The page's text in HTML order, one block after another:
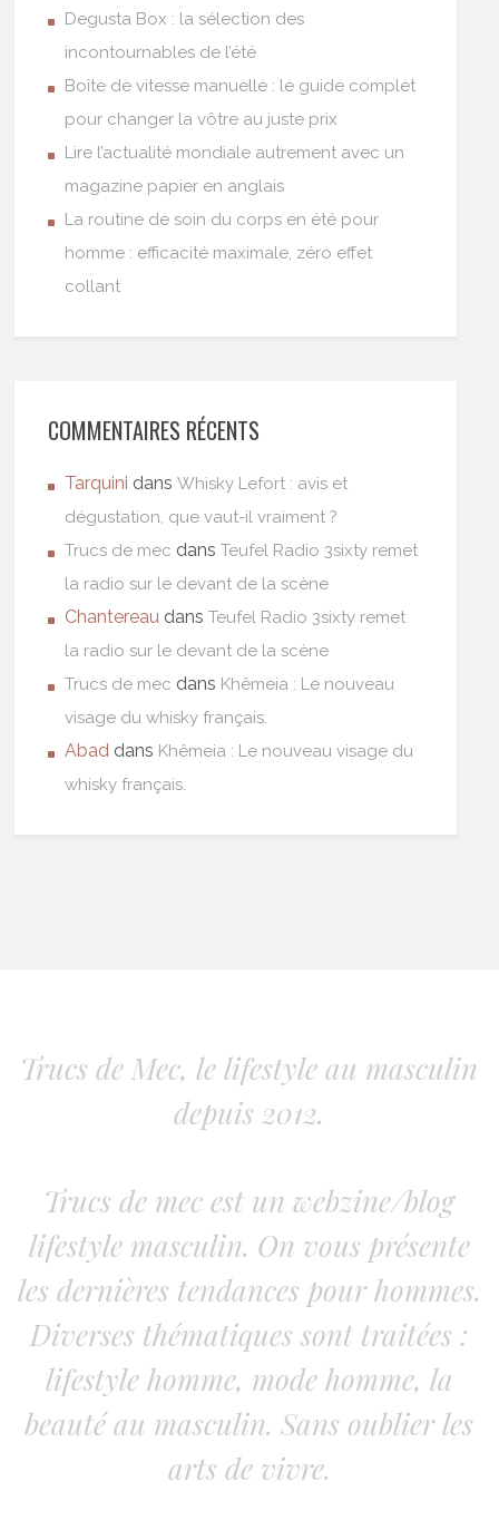
Degusta Box : la sélection des
incontournables de l’été
Boîte de vitesse manuelle : le guide complet
pour changer la vôtre au juste prix
Lire l’actualité mondiale autrement avec un
magazine papier en anglais
La routine de soin du corps en été pour
homme : efficacité maximale, zéro effet
collant
COMMENTAIRES RÉCENTS
Tarquini dansWhisky Lefort : avis et
dégustation, que vaut-il vraiment ?
Trucs de mec dansTeufel Radio 3sixty remet
la radio sur le devant de la scène
Chantereau dansTeufel Radio 3sixty remet
la radio sur le devant de la scène
Trucs de mec dans Khêmeia : Le nouveau
visage du whisky français.
Abad dans Khêmeia : Le nouveau visage du
whisky français.
Trucs de Mec, le lifestyle au masculin
depuis 2012.
Trucs de mec est un webzine/blog
lifestyle masculin. On vous présente
les dernières tendances pour hommes.
Diverses thématiques sont traitées :
lifestyle homme, mode homme, la
beauté au masculin. Sans oublier les
arts de vivre.